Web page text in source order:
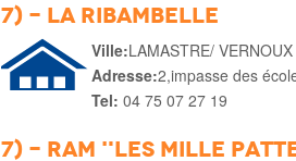
7) - La Ribambelle
Ville:LAMASTRE/ VERNOUX
Adresse:2,impasse des
Tel: 04 75 07 27 19
7) - RAM "Les mille